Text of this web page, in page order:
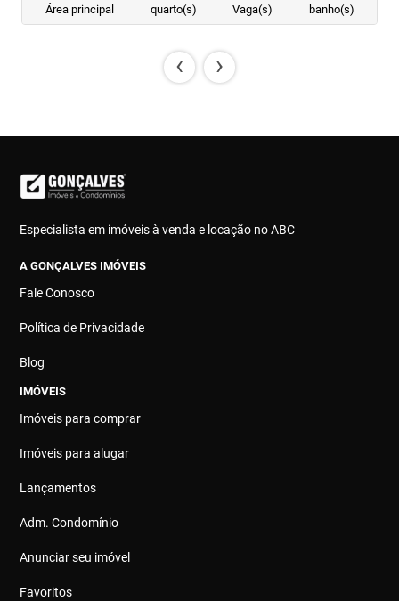
Área principal
quarto(s)
Vaga(s)
banho(s)
‹ ›
Especialista em imóveis à venda e locação no ABC
A GONÇALVES IMÓVEIS
Fale Conosco
Política de Privacidade
Blog
IMÓVEIS
Imóveis para comprar
Imóveis para alugar
Lançamentos
Adm. Condomínio
Anunciar seu imóvel
Favoritos